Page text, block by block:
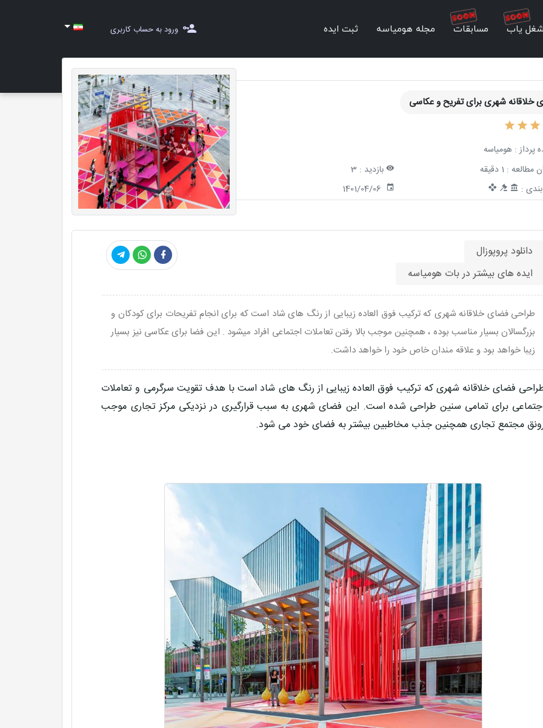
یاب مسابقات مجله هومیاسه ثبت ایده ورود به حساب کاربری
خلاقانه شهری برای تفریح و عکاسی
پرداز : هومیاسه
مطالعه : 1 دقیقه بازدید : 3
:
1401/04/06
دانلود پروپوزال
ایده های بیشتر در بات هومیاسه
طراحی فضای خلاقانه شهری که ترکیب فوق العاده زیبایی از رنگ های شاد است که برای انجام تفریحات برای کودکان و
بزرگسالان بسیار مناسب بوده ، همچنین موجب بالا رفتن تعاملات اجتماعی افراد میشود . این فضا برای عکاسی نیز بسیار
زیبا خواهد بود و علاقه مندان خاص خود را خواهد داشت.
فضای خلاقانه شهری که ترکیب فوق العاده زیبایی از رنگ های شاد است با هدف تقویت سرگرمی و تعاملات
برای تمامی سنین طراحی شده است. این فضای شهری به سبب قرارگیری در نزدیکی مرکز تجاری موجب
مجتمع تجاری همچنین جذب مخاطبین بیشتر به فضای خود می شود.